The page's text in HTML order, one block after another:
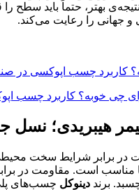
نتیجه‌ی بهتر، حتماً باید
و جهانی را رعایت می‌کند.
چی خوبه؟ کاربرد چسب
هیبریدی؛
مناسب است. مقاومت در
برند دینوکل چسب‌های